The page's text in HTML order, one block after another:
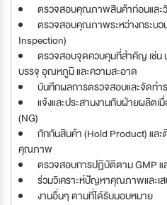
ตรวจสอบคุณภาพสินค้าก่อนแล
ตรวจสอบคุณภาพระหว่างกระบ
Inspection)
ตรวจสอบจุดควบคุมที่สำคัญ เช่น
บรรจุ อุณหภูมิ และความสะอาด
บันทึกผลการตรวจสอบและจัดท
แจ้งและประสานงานกับฝ่ายผลิต
(NG)
กักกันสินค้า (Hold Product) แล
คุณภาพ
ตรวจสอบการปฏิบัติตาม GMP
ร่วมวิเคราะห์ปัญหาคุณภาพและเ
งานอื่นๆ ตามที่ได้รับมอบหมาย